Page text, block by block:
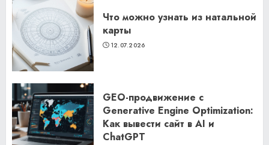
Что можно узнать из натальной
карты
12.07.2026
GEO-продвижение с
Generative Engine Optimization:
Как вывести сайт в AI и
ChatGPT